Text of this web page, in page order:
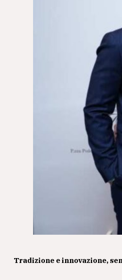
Tradizione e innovazione,